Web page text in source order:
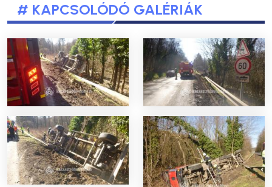
# KAPCSOLÓDÓ GALÉRIÁK